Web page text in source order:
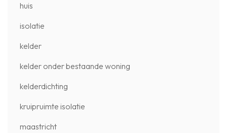
huis
isolatie
kelder
kelder onder bestaande woning
kelderdichting
kruipruimte isolatie
maastricht